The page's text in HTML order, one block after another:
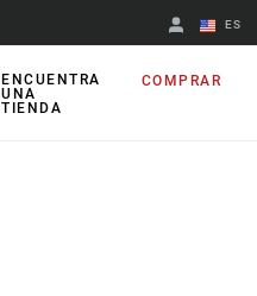
ES
English
ENCUENTRA
UNA
TIENDA
COMPRAR